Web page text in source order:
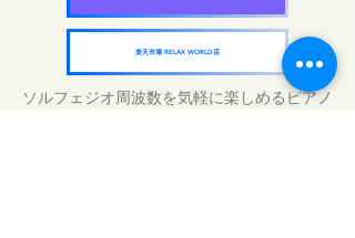
楽天市場 RELAX WORLD店
ソルフェジオ周波数を気軽に楽しめるピアノ